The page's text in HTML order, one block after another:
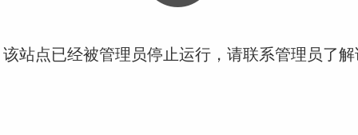
站点已经被管理员停止运行，请联系管理员了